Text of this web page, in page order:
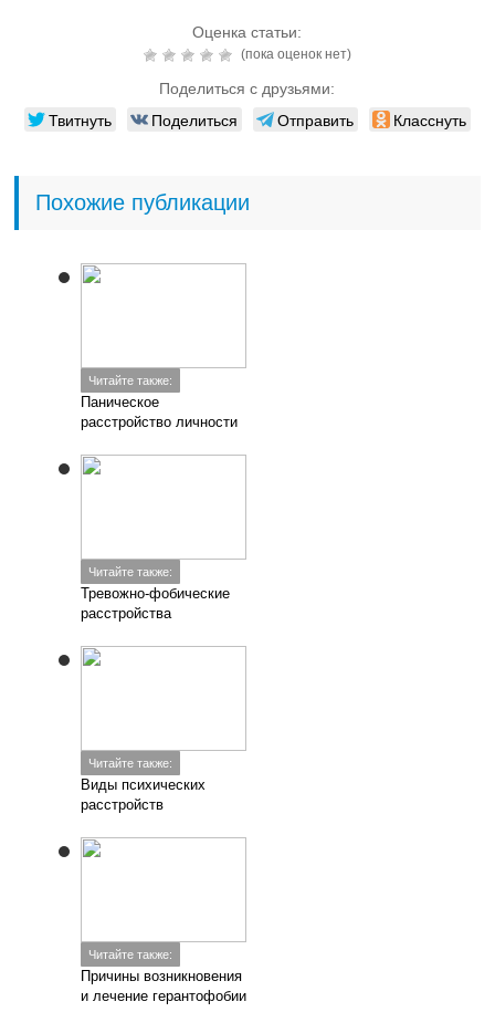
Оценка статьи:
(пока оценок нет)
Поделиться с друзьями:
Твитнуть Поделиться Отправить Класснуть
Похожие публикации
Читайте также:
Паническое
расстройство личности
Читайте также:
Тревожно-фобические
расстройства
Читайте также:
Виды психических
расстройств
Читайте также:
Причины возникновения
и лечение герантофобии